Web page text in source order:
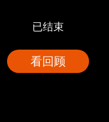
已结束
看回顾